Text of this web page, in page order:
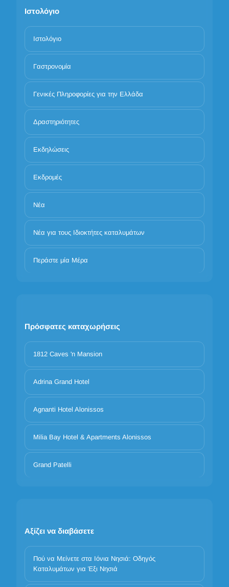
Ιστολόγιο
Ιστολόγιο
Γαστρονομία
Γενικές Πληροφορίες για την Ελλάδα
Δραστηριότητες
Εκδηλώσεις
Εκδρομές
Νέα
Νέα για τους Ιδιοκτήτες καταλυμάτων
Περάστε μία Μέρα
Πρόσφατες καταχωρήσεις
1812 Caves 'n Mansion
Adrina Grand Hotel
Agnanti Hotel Alonissos
Milia Bay Hotel & Apartments Alonissos
Grand Patelli
Αξίζει να διαβάσετε
Πού να Μείνετε στα Ιόνια Νησιά: Οδηγός
Καταλυμάτων για Έξι Νησιά